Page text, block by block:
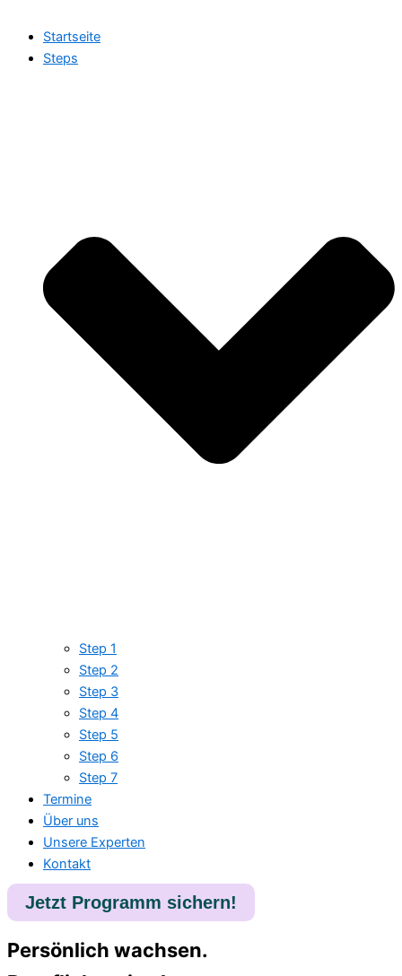
Startseite
Steps
Step 1
Step 2
Step 3
Step 4
Step 5
Step 6
Step 7
Termine
Über uns
Unsere Experten
Kontakt
Jetzt Programm sichern!
Persönlich wachsen.